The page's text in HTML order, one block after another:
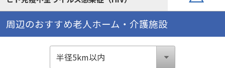
周辺のおすすめ老人ホーム・介護施設